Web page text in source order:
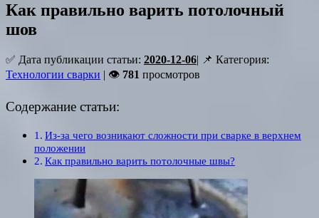
Как правильно варить потолочный
шов
✅ Дата публикации статьи: 2020-12-06| 📌 Категория:
Технологии сварки | 👁 781 просмотров
Содержание статьи:
Из-за чего возникают сложности при сварке в верхнем
положении
Как правильно варить потолочные швы?